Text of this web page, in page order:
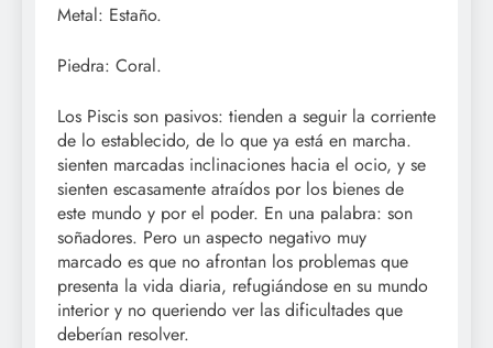
Metal: Estaño.
Piedra: Coral.
Los Piscis son pasivos: tienden a seguir la corriente
de lo establecido, de lo que ya está en marcha.
sienten marcadas inclinaciones hacia el ocio, y se
sienten escasamente atraídos por los bienes de
este mundo y por el poder. En una palabra: son
soñadores. Pero un aspecto negativo muy
marcado es que no afrontan los problemas que
presenta la vida diaria, refugiándose en su mundo
interior y no queriendo ver las dificultades que
deberían resolver.